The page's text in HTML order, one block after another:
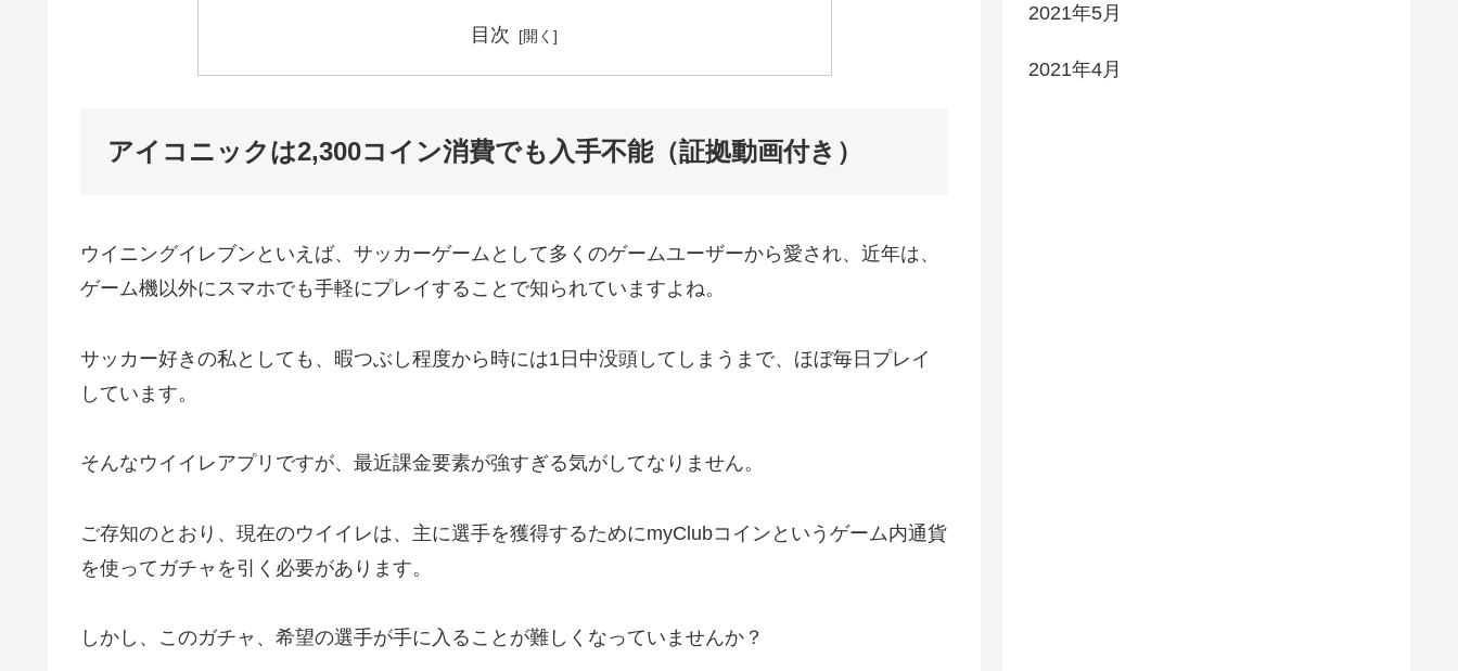
目次
アイコニックは2,300コイン消費でも入手不能（証拠動画付き）
ウイニングイレブンといえば、サッカーゲームとして多くのゲームユーザーから愛され、近年は、
ゲーム機以外にスマホでも手軽にプレイすることで知られていますよね。
サッカー好きの私としても、暇つぶし程度から時には1日中没頭してしまうまで、ほぼ毎日プレイ
しています。
そんなウイイレアプリですが、最近課金要素が強すぎる気がしてなりません。
ご存知のとおり、現在のウイイレは、主に選手を獲得するためにmyClubコインというゲーム内通貨
を使ってガチャを引く必要があります。
しかし、このガチャ、希望の選手が手に入ることが難しくなっていませんか？
2021年5月
2021年4月